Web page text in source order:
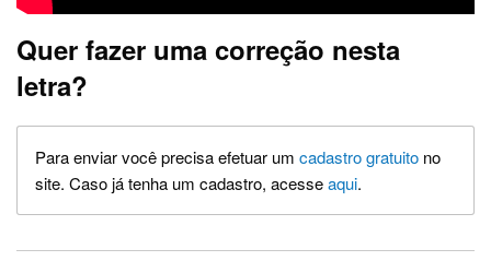
Quer fazer uma correção nesta
letra?
Para enviar você precisa efetuar um cadastro gratuito no
site. Caso já tenha um cadastro, acesseaqui.